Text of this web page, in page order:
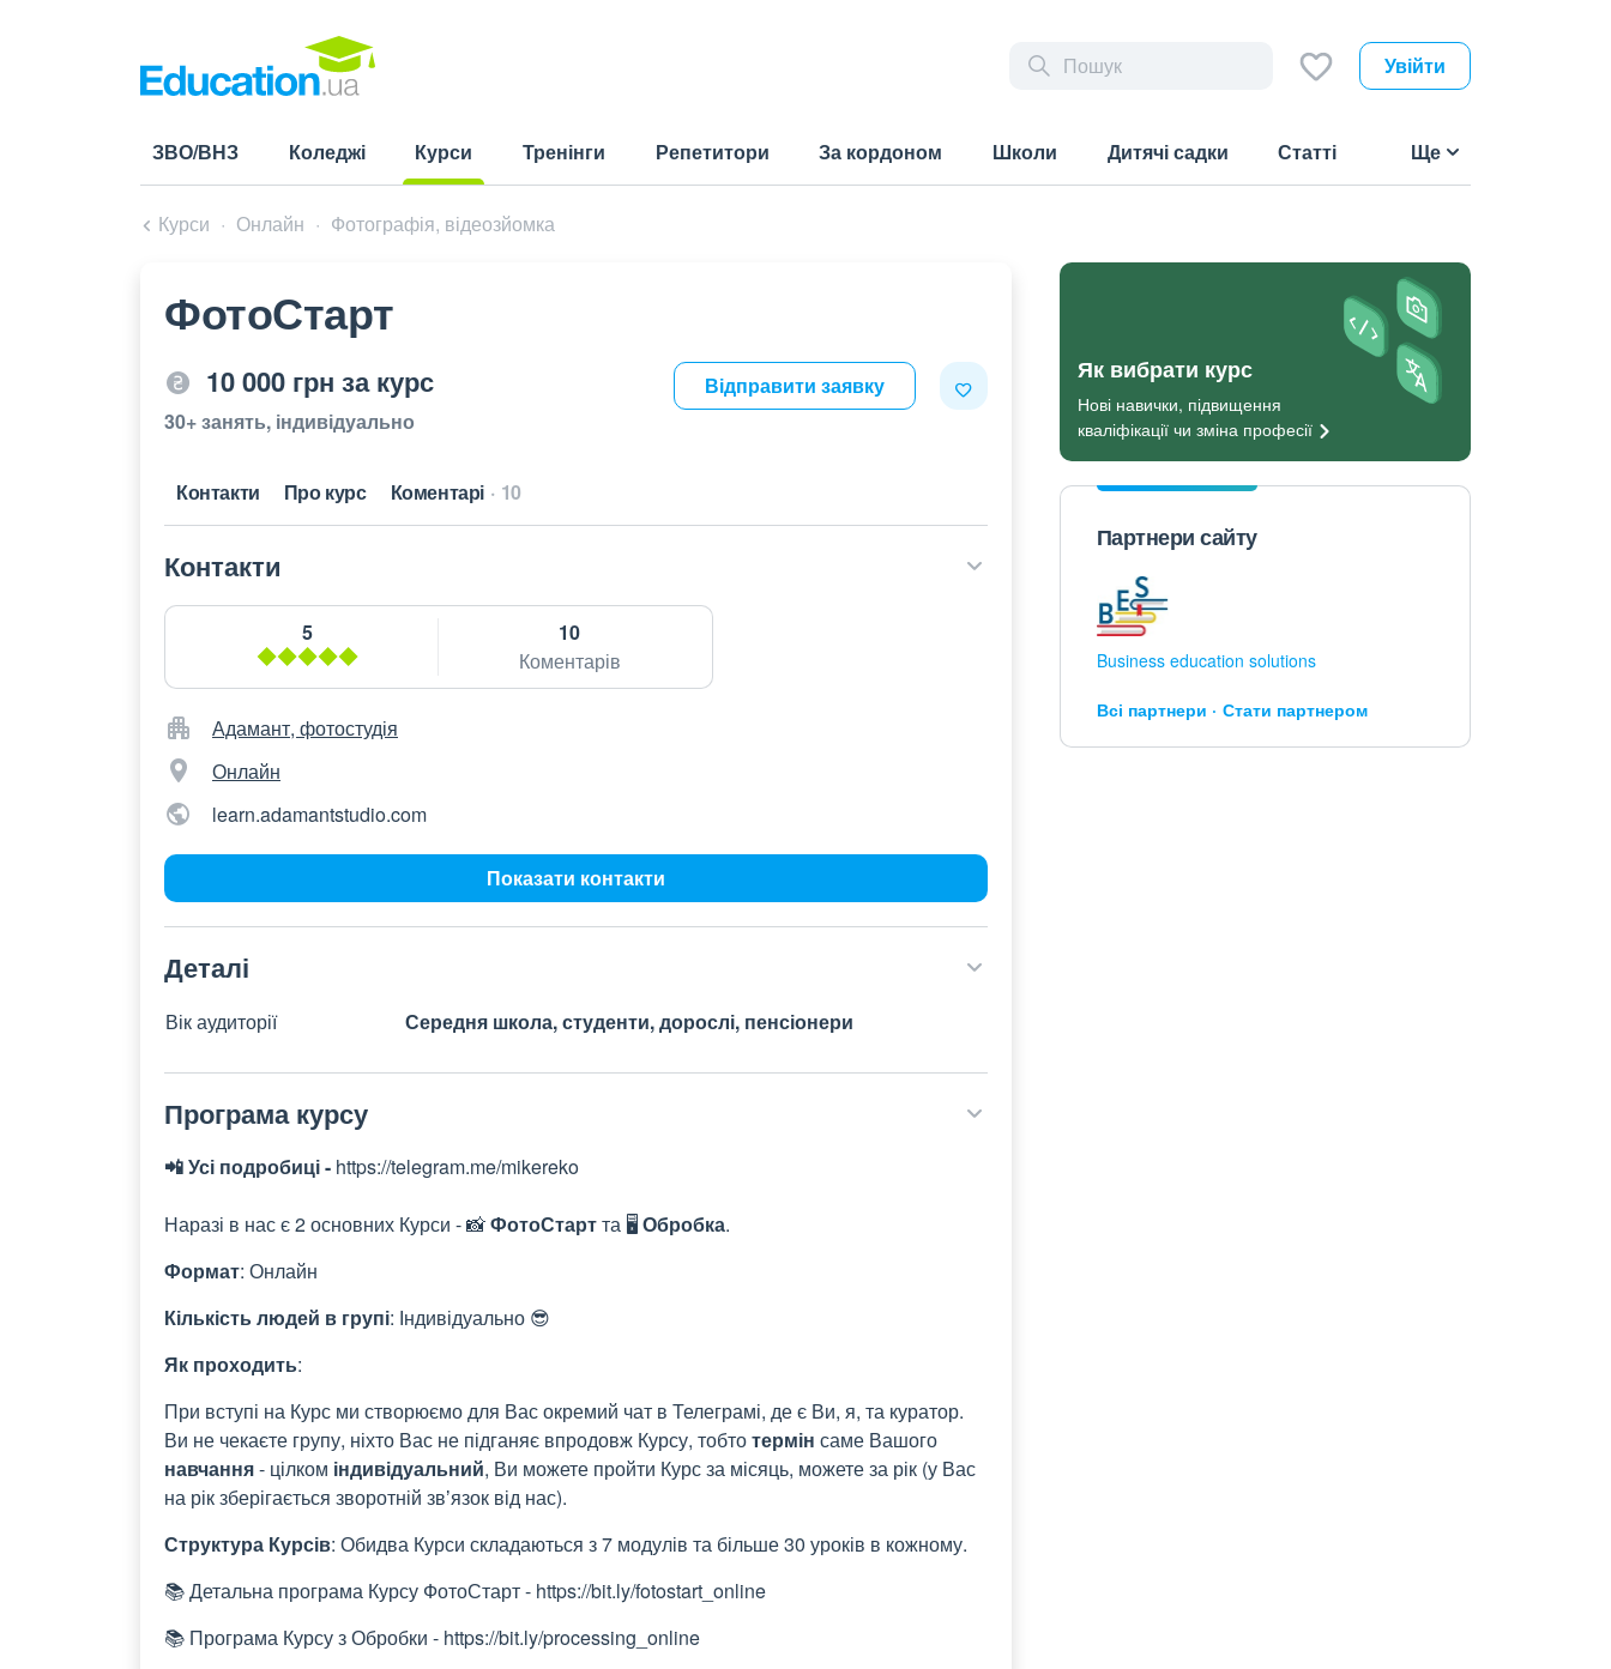
Увійти
ЗВО/ВНЗ Коледжі
Курси
Тренінги Репетитори За кордоном Школи Дитячі садки Статті Ще
Курси Онлайн Фотографія, відеозйомка
ФотоСтарт
10 000 грн за курс
30+ занять, індивідуально
Відправити заявку
Контакти Про курс Коментарі 10
Контакти
5
10
Коментарів
Адамант, фотостудія
Онлайн
learn.adamantstudio.com
Показати контакти
Деталі
Вік аудиторії Середня школа, студенти, дорослі, пенсіонери
Програма курсу
📲 Усі подробиці - https://telegram.me/mikereko
Наразі в нас є 2 основних Курси - 📸ФотоСтартта 🖥️Обробка.
Формат: Онлайн
Кількість людей в групі: Індивідуально 😎
Як проходить:
При вступі на Курс ми створюємо для Вас окремий чат в Телеграмі, де є Ви, я, та куратор.
Ви не чекаєте групу, ніхто Вас не підганяє впродовж Курсу, тобтотермін саме Вашого
навчання- цілком індивідуальний, Ви можете пройти Курс за місяць, можете за рік (у Вас
на рік зберігається зворотній звʼязок від нас).
Структура Курсів: Обидва Курси складаються з 7 модулів та більше 30 уроків в кожному.
📚Детальна програма Курсу ФотоСтарт - https://bit.ly/fotostart_online
📚 Програма Курсу з Обробки - https://bit.ly/processing_online
Як вибрати курс
Нові навички, підвищення
кваліфікації чи зміна професії
Партнери сайту
Business education solutions
Всі партнери Стати партнером